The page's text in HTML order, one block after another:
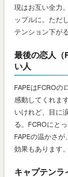
現はお互い全力
ップルに。ただ
テンション下が
最後の恋人（
い人
FAPEはFCROの
感動してくれま
いけれど、目に
る。FCROにと
FAPEの温かさ
効果もあります。
キャプテンラ